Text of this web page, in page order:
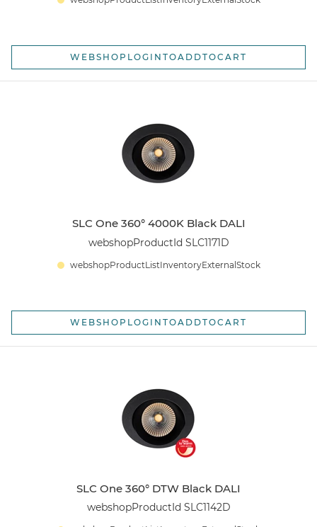
WEBSHOPLOGINTOADDTOCART
SLC One 360° 4000K Black DALI
webshopProductId SLC1171D
webshopProductListInventoryExternalStock
WEBSHOPLOGINTOADDTOCART
SLC One 360° DTW Black DALI
webshopProductId SLC1142D